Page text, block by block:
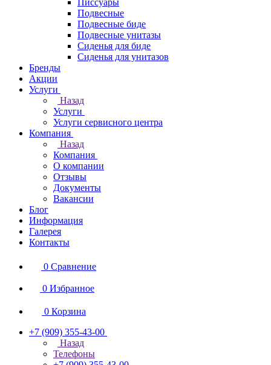
Писсуары
Подвесные
Подвесные биде
Подвесные унитазы
Сиденья для биде
Сиденья для унитазов
Бренды
Акции
Услуги
Назад
Услуги
Услуги сервисного центра
Компания
Назад
Компания
О компании
Отзывы
Документы
Вакансии
Блог
Информация
Галерея
Контакты
0 Сравнение
0 Избранное
0 Корзина
+7 (909) 355-43-00
Назад
Телефоны